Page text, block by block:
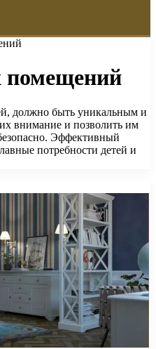
помещений
должно быть уникальным и
внимание и позволить им
Эффективный
потребности детей и